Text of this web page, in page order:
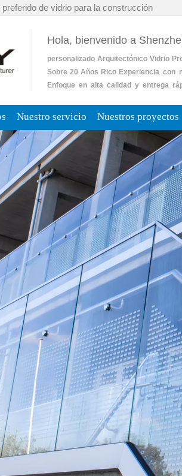
de vidrio para la construcción
Hola, bienvenido a
personalizado Arquitectónico Vidrio
Sobre 20 Años Rico Experiencia con
Enfoque en alta calidad y entrega
Nuestro servicio Nuestros proyectos